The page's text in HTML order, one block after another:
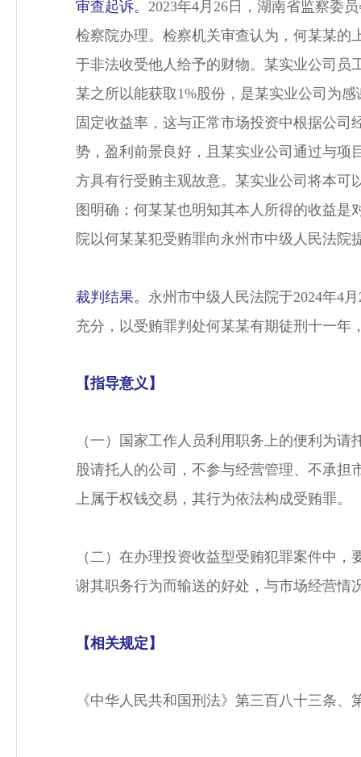
审查起诉。 2023年4月26日，湖南省监察委
检察院办理。检察机关审查认为，何某某的
于非法收受他人给予的财物。某实业公司员
某之所以能获取1%股份，是某实业公司为
固定收益率，这与正常市场投资中根据公
势，盈利前景良好，且某实业公司通过与项
方具有行受贿主观故意。某实业公司将本可
图明确；何某某也明知其本人所得的收益是
院以何某某犯受贿罪向永州市中级人民法院
裁判结果。 永州市中级人民法院于2024年4
充分，以受贿罪判处何某某有期徒刑十一
【指导意义】
（一）国家工作人员利用职务上的便利为
股请托人的公司，不参与经营管理、不承
上属于权钱交易，其行为依法构成受贿罪。
（二）在办理投资收益型受贿犯罪案件中
谢其职务行为而输送的好处，与市场经营情
【相关规定】
《中华人民共和国刑法》第三百八十三条